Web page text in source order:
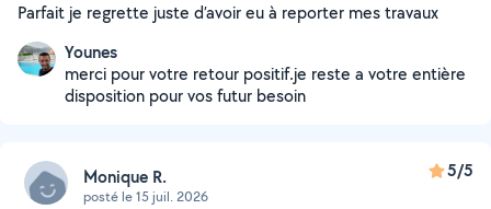
Parfait je regrette juste d’avoir eu à reporter mes travaux
Younes
merci pour votre retour positif.je reste a votre entière
disposition pour vos futur besoin
Monique R.
posté le 15 juil. 2026
5/5